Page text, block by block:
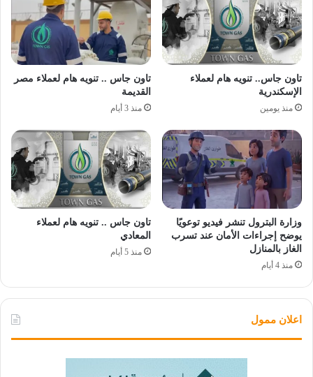
تاون جاس.. تنويه هام لعملاء
الإسكندرية
منذ يومين
تاون جاس .. تنويه هام لعملاء مصر
القديمة
منذ 3 أيام
وزارة البترول تنشر فيديو توعويًا
يوضح إجراءات الأمان عند تسرب
الغاز بالمنازل
منذ 4 أيام
تاون جاس .. تنويه هام لعملاء
المعادي
منذ 5 أيام
اعلان ممول